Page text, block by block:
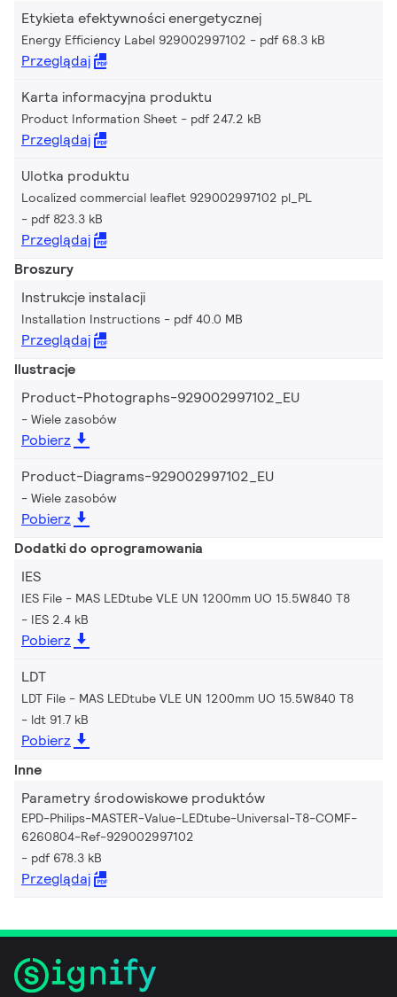
Etykieta efektywności energetycznej
Energy Efficiency Label 929002997102 pdf 68.3 kB
Przeglądaj
Karta informacyjna produktu
Product Information Sheet pdf 247.2 kB
Przeglądaj
Ulotka produktu
Localized commercial leaflet 929002997102 pl_PL
pdf 823.3 kB
Przeglądaj
Broszury
Instrukcje instalacji
Installation Instructions pdf 40.0 MB
Przeglądaj
Ilustracje
Product-Photographs-929002997102_EU
Wiele zasobów
Pobierz
Product-Diagrams-929002997102_EU
Wiele zasobów
Pobierz
Dodatki do oprogramowania
IES
IES File - MAS LEDtube VLE UN 1200mm UO 15.5W840 T8
IES 2.4 kB
Pobierz
LDT
LDT File - MAS LEDtube VLE UN 1200mm UO 15.5W840 T8
ldt 91.7 kB
Pobierz
Inne
Parametry środowiskowe produktów
EPD-Philips-MASTER-Value-LEDtube-Universal-T8-COMF-
6260804-Ref-929002997102
pdf 678.3 kB
Przeglądaj